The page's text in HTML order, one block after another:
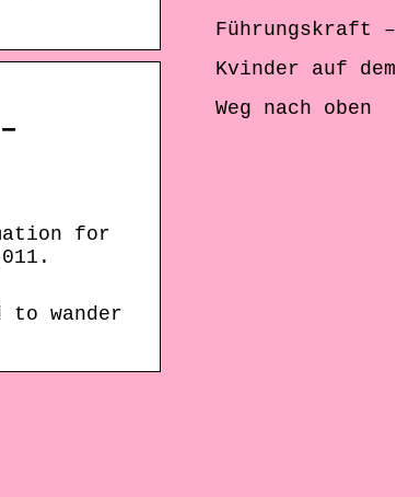
for
to wander
Führungskraft –
Kvinder auf dem
Weg nach oben